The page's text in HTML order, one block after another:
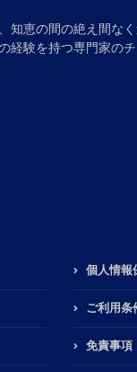
知恵の間の絶え間な
経験を持つ専門家のチ
個人情報
ご利用条
免責事項